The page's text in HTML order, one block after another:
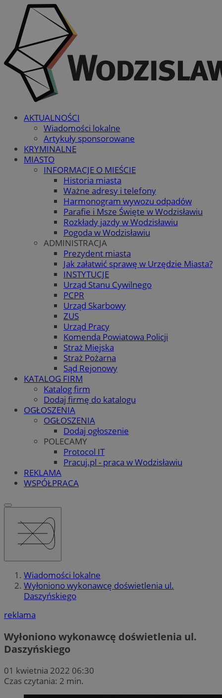
AKTUALNOŚCI
Wiadomości lokalne
Artykuły sponsorowane
KRYMINALNE
MIASTO
INFORMACJE O MIEŚCIE
Historia miasta
Ważne adresy i telefony
Harmonogram wywozu odpadów
Parafie i Msze Święte w Wodzisławiu
Rozkłady jazdy w Wodzisławiu
Pogoda w Wodzisławiu
ADMINISTRACJA
Prezydent miasta
Jak załatwić sprawę w Urzędzie Miasta?
INSTYTUCJE
Urząd Stanu Cywilnego
PCPR
Urząd Skarbowy
ZUS
Urząd Pracy
Komenda Powiatowa Policji
Straż Miejska
Straż Pożarna
Sąd Rejonowy
KATALOG FIRM
Katalog firm
Dodaj firmę do katalogu
OGŁOSZENIA
OGŁOSZENIA
Dodaj ogłoszenie
POLECAMY
Protocol IT
Pracuj.pl - praca w Wodzisławiu
REKLAMA
WSPÓŁPRACA
Wiadomości lokalne
Wyłoniono wykonawcę doświetlenia ul.
Daszyńskiego
reklama
Wyłoniono wykonawcę doświetlenia ul.
Daszyńskiego
01 kwietnia 2022 06:30
Czas czytania: 2 min.